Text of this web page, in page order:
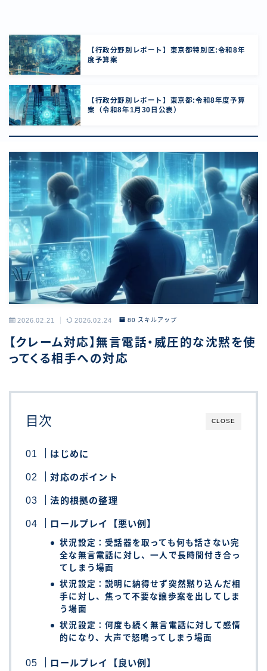
【行政分野別レポート】東京都特別区:令和8年
度予算案
【行政分野別レポート】東京都:令和8年度予算
案（令和8年1月30日公表）
2026.02.21 2026.02.24 80 スキルアップ
【クレーム対応】無言電話・威圧的な沈黙を使
ってくる相手への対応
CLOSE
目次
はじめに
対応のポイント
法的根拠の整理
ロールプレイ【悪い例】
状況設定：受話器を取っても何も話さない完
全な無言電話に対し、一人で長時間付き合っ
てしまう場面
状況設定：説明に納得せず突然黙り込んだ相
手に対し、焦って不要な譲歩案を出してしま
う場面
状況設定：何度も続く無言電話に対して感情
的になり、大声で怒鳴ってしまう場面
ロールプレイ【良い例】